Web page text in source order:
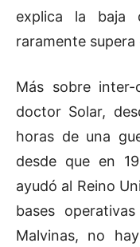
explica la baja
raramente supera
Más sobre inter-
doctor Solar,
horas de una
desde que en
ayudó al Reino
bases
Malvinas, no